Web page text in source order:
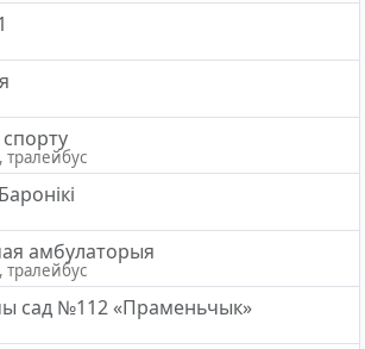
тралейбус
амбулаторыя
тралейбус
сад №112 «Праменьчык»